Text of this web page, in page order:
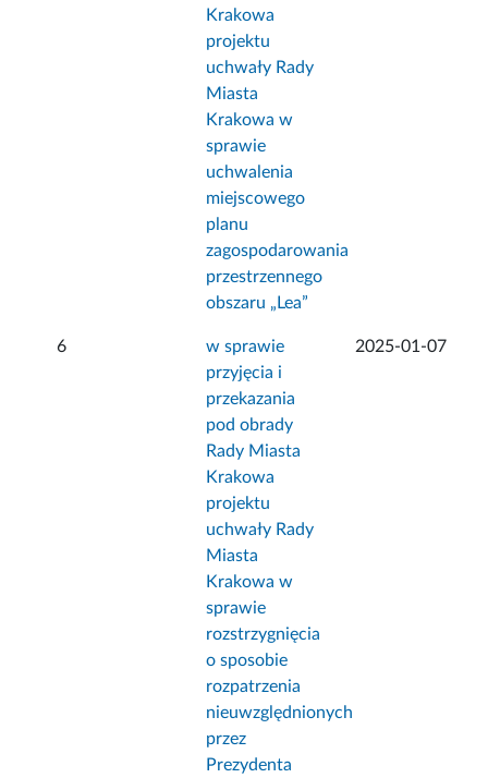
Krakowa
projektu
uchwały Rady
Miasta
Krakowa w
sprawie
uchwalenia
miejscowego
planu
zagospodarowania
przestrzennego
obszaru „Lea”
6
w sprawie
przyjęcia i
przekazania
pod obrady
Rady Miasta
Krakowa
projektu
uchwały Rady
Miasta
Krakowa w
sprawie
rozstrzygnięcia
o sposobie
rozpatrzenia
nieuwzględnionych
przez
Prezydenta
2025-01-07